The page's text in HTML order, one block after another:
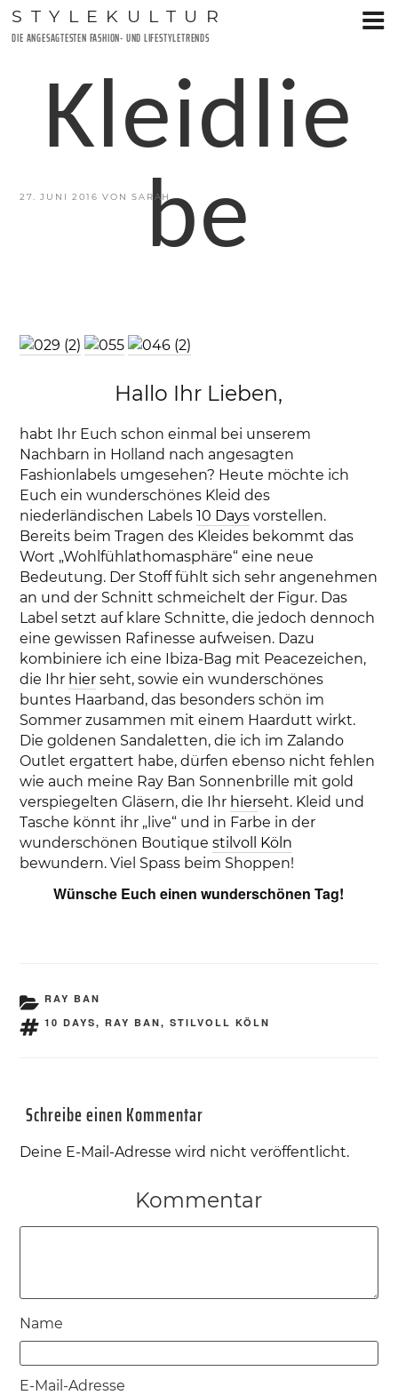
Zum
Inhalt
STYLEKULTUR
DIE ANGESAGTESTEN FASHION- UND LIFESTYLETRENDS
VERÖFFENTLICHT
27. JUNI 2016 VONSARAH
Kleidlie
be
Hallo Ihr Lieben,
habt Ihr Euch schon einmal bei unserem
Nachbarn in Holland nach angesagten
Fashionlabels umgesehen? Heute möchte ich
Euch ein wunderschönes Kleid des
niederländischen Labels10 Days vorstellen.
Bereits beim Tragen des Kleides bekommt das
Wort „Wohlfühlathomasphäre“ eine neue
Bedeutung. Der Stoff fühlt sich sehr angenehmen
an und der Schnitt schmeichelt der Figur. Das
Label setzt auf klare Schnitte, die jedoch dennoch
eine gewissen Rafinesse aufweisen. Dazu
kombiniere ich eine Ibiza-Bag mit Peacezeichen,
die Ihr hier seht, sowie ein wunderschönes
buntes Haarband, das besonders schön im
Sommer zusammen mit einem Haardutt wirkt.
Die goldenen Sandaletten, die ich im Zalando
Outlet ergattert habe, dürfen ebenso nicht fehlen
wie auch meine Ray Ban Sonnenbrille mit gold
verspiegelten Gläsern, die Ihr hierseht. Kleid und
Tasche könnt ihr „live“ und in Farbe in der
wunderschönen Boutiquestilvoll Köln
bewundern. Viel Spass beim Shoppen!
Wünsche Euch einen wunderschönen Tag!
KATEGORIEN
RAY BAN
SCHLAGWÖRTER
10 DAYS, RAY BAN, STILVOLL KÖLN
Schreibe einen Kommentar
Deine E-Mail-Adresse wird nicht veröffentlicht.
Kommentar
Name
E-Mail-Adresse